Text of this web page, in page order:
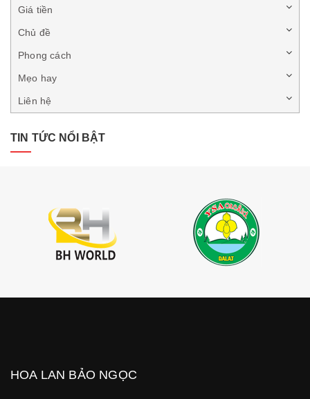
Giá tiền
Chủ đề
Phong cách
Mẹo hay
Liên hệ
TIN TỨC NỔI BẬT
HOA LAN BẢO NGỌC